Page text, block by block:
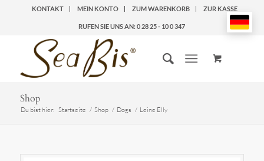
KONTAKT MEIN KONTO ZUM WARENKORB ZUR KASSE
RUFEN SIE UNS AN: 0 28 25 - 10 0 347
Shop
Du bist hier: Startseite / Shop / Dogs / Leine Elly